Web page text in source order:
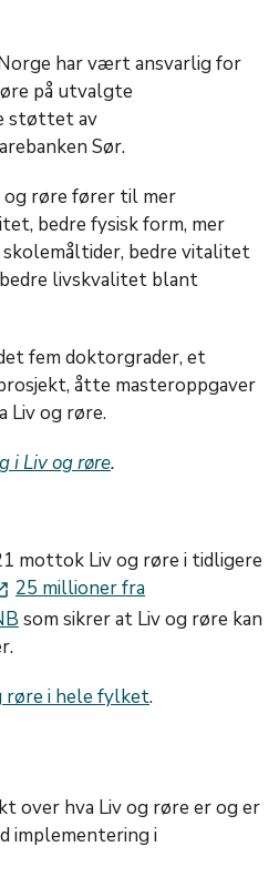
har vært ansvarlig for
på utvalgte
støttet av
Sør.
og røre fører til mer
bedre fysisk form, mer
skolemåltider, bedre vitalitet
livskvalitet blant
fem doktorgrader, et
åtte masteroppgaver
Liv og røre.
i Liv og røre.
mottok Liv og røre i tidligere
25 millioner fra
som sikrer at Liv og røre kan
røre i hele fylket.
over hva Liv og røre er og er
implementering i